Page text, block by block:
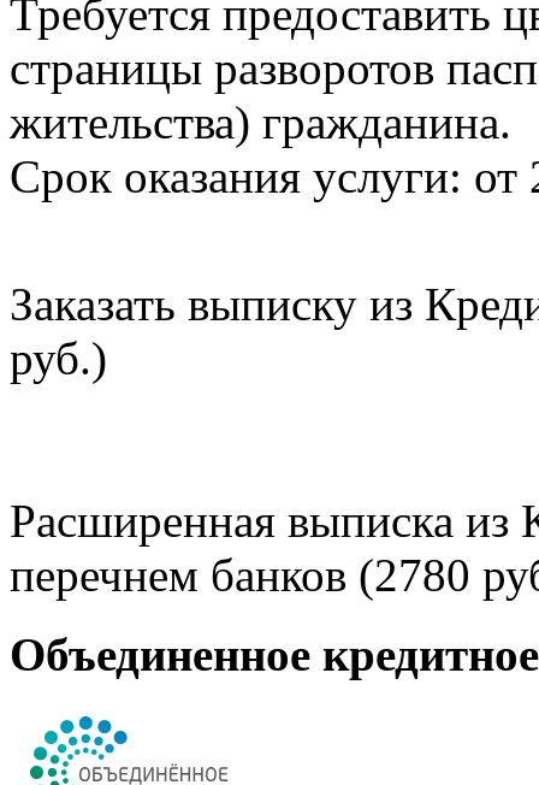
Требуется предоставить
страницы разворотов
жительства) гражданина.
Срок оказания услуги: от
Заказать выписку из
руб.)
Расширенная выписка из
перечнем банков (2780
Объединенное